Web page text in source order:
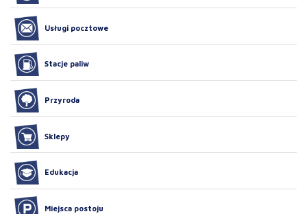
Usługi pocztowe
Stacje paliw
Przyroda
Sklepy
Edukacja
Miejsca postoju